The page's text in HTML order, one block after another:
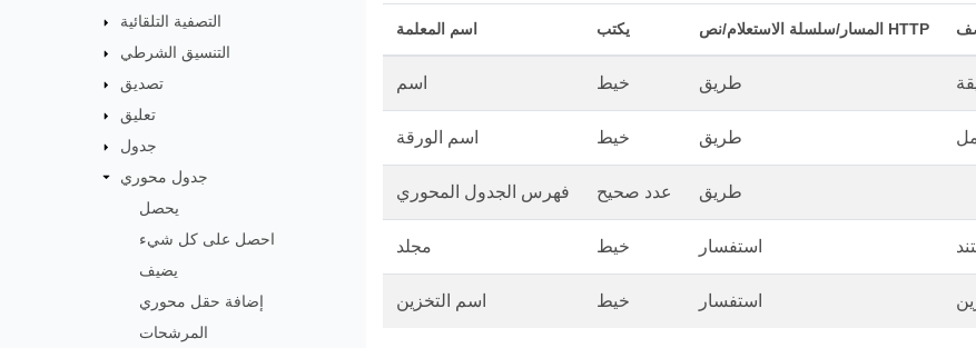
التصفية التلقائية
التنسيق الشرطي
تصديق
تعليق
جدول
جدول محوري
يحصل
احصل على كل شيء
يضيف
إضافة حقل محوري
المرشحات
اسم المعلمة يكتب المسار/سلسلة الاستعلام/نص HTTP
اسم خيط طريق
اسم الورقة خيط طريق
فهرس الجدول المحوري عدد صحيح طريق
مجلد خيط استفسار
اسم التخزين خيط استفسار